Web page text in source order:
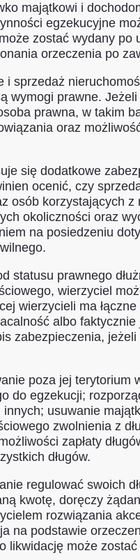
majątkowi i
egzekucyjne
zostać wydany po
orzeczenia po
sprzedaż
wymogi prawne.
prawna, w takim
oraz
się dodatkowe
ocenić, czy
osób korzystających
okoliczności oraz
na posiedzeniu
statusu prawnego
wierzyciel
wierzycieli ma łączne
albo faktycznie
zabezpieczenia,
poza jej terytorium
do egzekucji;
usuwanie
zwolnienia z
zapłaty
długów.
regulować swoich
kwotę, doręczy
rozwiązania
na podstawie
likwidację może zostać